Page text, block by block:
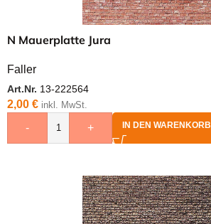
N Mauerplatte Jura
Faller
Art.Nr. 13-222564
2,00 € inkl. MwSt.
- + IN DEN WARENKORB